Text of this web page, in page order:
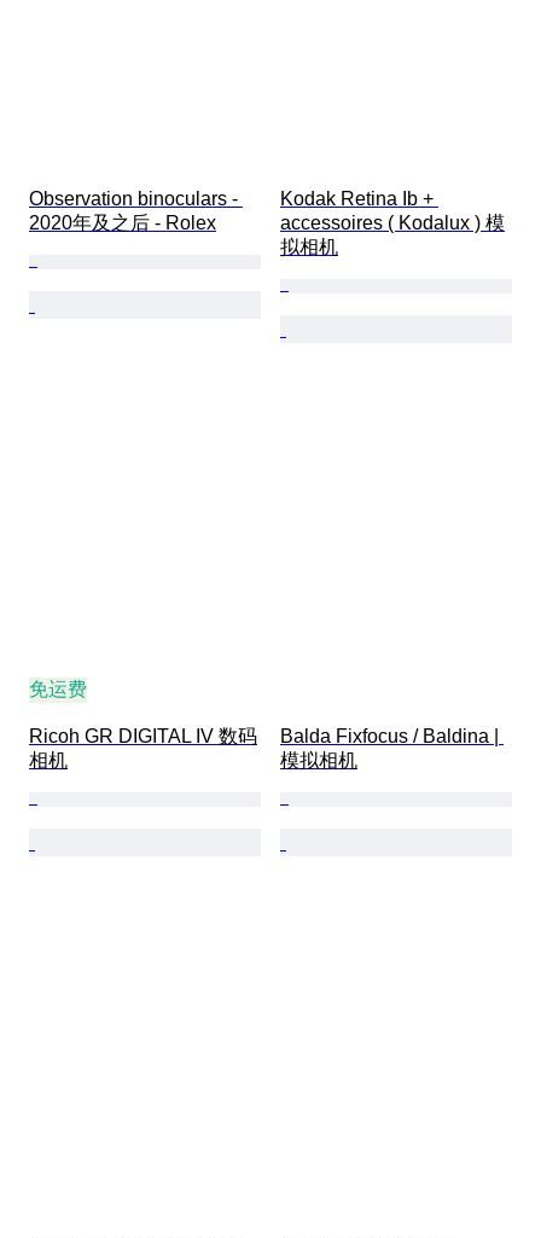
Observation binoculars -
2020年及之后 - Rolex
Kodak Retina Ib +
accessoires ( Kodalux ) 模
拟相机
免运费
Ricoh GR DIGITAL IV 数码
相机
Balda Fixfocus / Baldina |
模拟相机